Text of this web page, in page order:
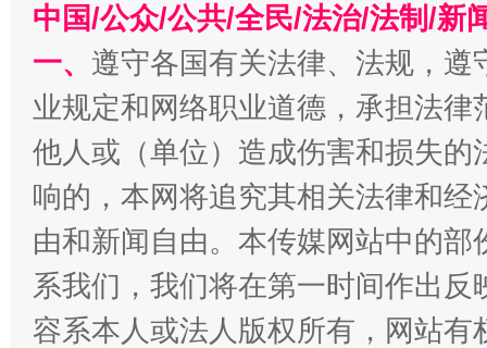
揭开“小金库”的免责幌子
中国/公众/公共/全民/法治/法制/新
一、 遵守各国有关法律、法规，
业规定和网络职业道德，承担法
他人或（单位）造成伤害和损失
响的，本网将追究其相关法律和
由和新闻自由。本传媒网站中的
系我们，我们将在第一时间作出
容系本人或法人版权所有，网站